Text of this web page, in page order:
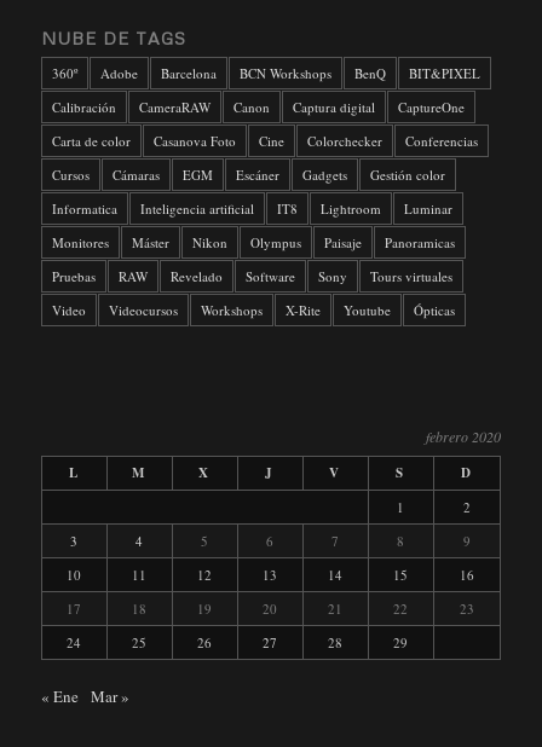
NUBE DE TAGS
360º Adobe Barcelona BCN Workshops BenQ
BIT&PIXEL
Calibración
CameraRAW Canon Captura digital
CaptureOne
Carta de color
Casanova Foto Cine Colorchecker
Conferencias
Cursos
Cámaras EGM Escáner Gadgets
Gestión color
Informatica
Inteligencia artificial IT8 Lightroom
Luminar
Monitores
Máster Nikon Olympus Paisaje
Panoramicas
Pruebas
RAW Revelado Software Sony
Tours virtuales
Video
Videocursos Workshops X-Rite Youtube Ópticas
febrero 2020
L
M X J V S D
1
2
3
4 5 6 7 8
9
10
11 12 13 14 15
16
17
18 19 20 21 22
23
24
25 26 27 28 29
« Ene Mar »